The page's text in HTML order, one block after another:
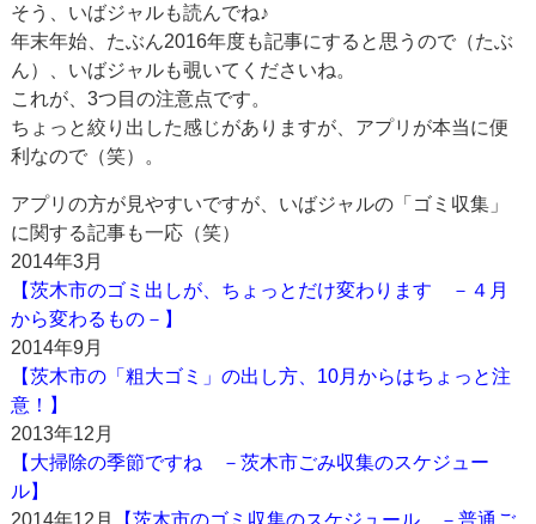
そう、いばジャルも読んでね♪
年末年始、たぶん2016年度も記事にすると思うので（たぶ
ん）、いばジャルも覗いてくださいね。
これが、3つ目の注意点です。
ちょっと絞り出した感じがありますが、アプリが本当に便
利なので（笑）。
アプリの方が見やすいですが、いばジャルの「ゴミ収集」
に関する記事も一応（笑）
2014年3月
【茨木市のゴミ出しが、ちょっとだけ変わります －４月
から変わるもの－】
2014年9月
【茨木市の「粗大ゴミ」の出し方、10月からはちょっと注
意！】
2013年12月
【大掃除の季節ですね －茨木市ごみ収集のスケジュー
ル】
2014年12月
【茨木市のゴミ収集のスケジュール －普通ご